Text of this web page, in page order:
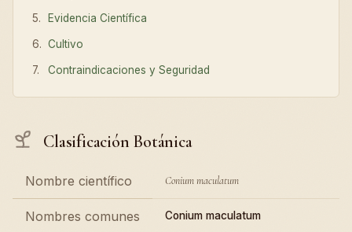
Evidencia Científica
Cultivo
Contraindicaciones y Seguridad
Clasificación Botánica
Nombre científico Conium maculatum
Nombres comunes Conium maculatum